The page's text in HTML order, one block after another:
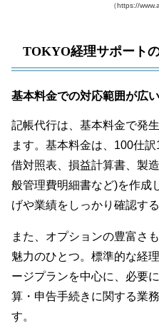
（https://
TOKYO経理サポート
基本料金での対応範囲が広い
記帳代行は、基本料金で発
ます。基本料金は、100仕
借対照表、損益計算書、製
般管理費明細書など)を作成
げや業績をしっかり確認す
また、オプションの豊富さ
魅力のひとつ。標準的な経
ージプランを中心に、必要
算・申告手続きに関する業
す。